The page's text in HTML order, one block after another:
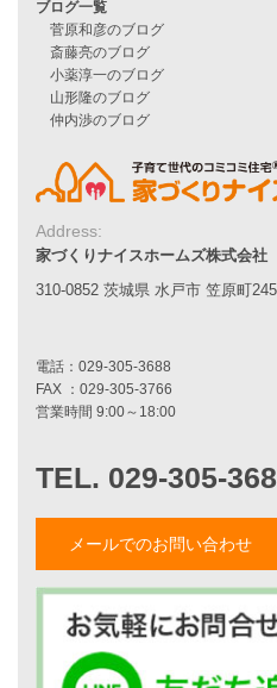
自由設計注文住宅
ハピネスシリーズ
Smart2030
Sシリーズ
シンプルな平屋
家づくりナイスホームズの家づ
エコハウス
アフターメンテナンス
リフォームをお考えの方へ
家づくりストーリー
お客様の声
家づくりへの想い
スタッフ紹介
職人紹介
Address:
家づくりナイスホームズ株式会社
310-0852 茨城県 水戸市 笠原町
メールでのお問い合わせ